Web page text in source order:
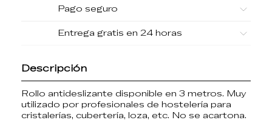
Pago seguro
Entrega gratis en 24 horas
Descripción
Rollo antideslizante disponible en 3 metros. Muy
utilizado por profesionales de hostelería para
cristalerías, cubertería, loza, etc. No se acartona.